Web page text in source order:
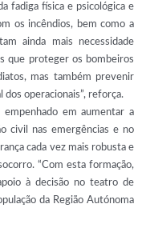
fadiga física e psicológica e
os incêndios, bem como a
ainda mais necessidade
que proteger os bombeiros
mas também prevenir
dos operacionais”, reforça.
em aumentar a
civil nas emergências e no
cada vez mais robusta e
“Com esta formação,
à decisão no teatro de
da Região Autónoma